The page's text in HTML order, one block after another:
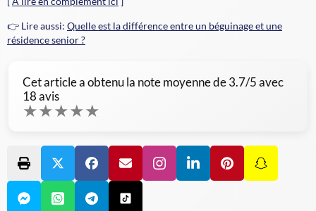
👉 Lire aussi: Quelle est la différence entre un béguinage et une
résidence senior ?
Cet article a obtenu la note moyenne de3.7/5 avec
18avis
★★★★★